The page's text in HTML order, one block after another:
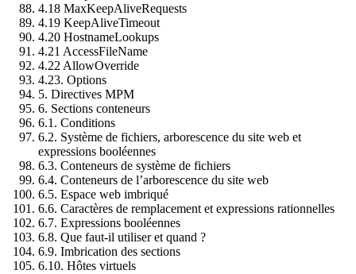
4.18 MaxKeepAliveRequests
4.19 KeepAliveTimeout
4.20 HostnameLookups
4.21 AccessFileName
4.22 AllowOverride
4.23. Options
5. Directives MPM
6. Sections conteneurs
6.1. Conditions
6.2. Système de fichiers, arborescence du site web et
expressions booléennes
6.3. Conteneurs de système de fichiers
6.4. Conteneurs de l’arborescence du site web
6.5. Espace web imbriqué
6.6. Caractères de remplacement et expressions rationnelles
6.7. Expressions booléennes
6.8. Que faut-il utiliser et quand ?
6.9. Imbrication des sections
6.10. Hôtes virtuels